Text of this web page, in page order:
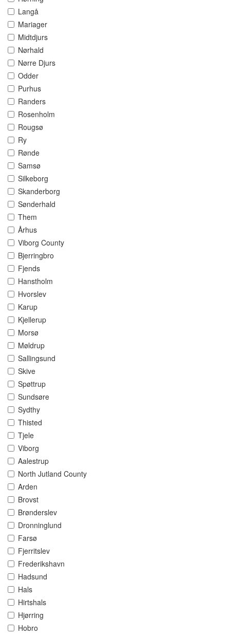
Langå
Mariager
Midtdjurs
Nørhald
Nørre Djurs
Odder
Purhus
Randers
Rosenholm
Rougsø
Ry
Rønde
Samsø
Silkeborg
Skanderborg
Sønderhald
Them
Århus
Viborg County
Bjerringbro
Fjends
Hanstholm
Hvorslev
Karup
Kjellerup
Morsø
Møldrup
Sallingsund
Skive
Spøttrup
Sundsøre
Sydthy
Thisted
Tjele
Viborg
Aalestrup
North Jutland County
Arden
Brovst
Brønderslev
Dronninglund
Farsø
Fjerritslev
Frederikshavn
Hadsund
Hals
Hirtshals
Hjørring
Hobro